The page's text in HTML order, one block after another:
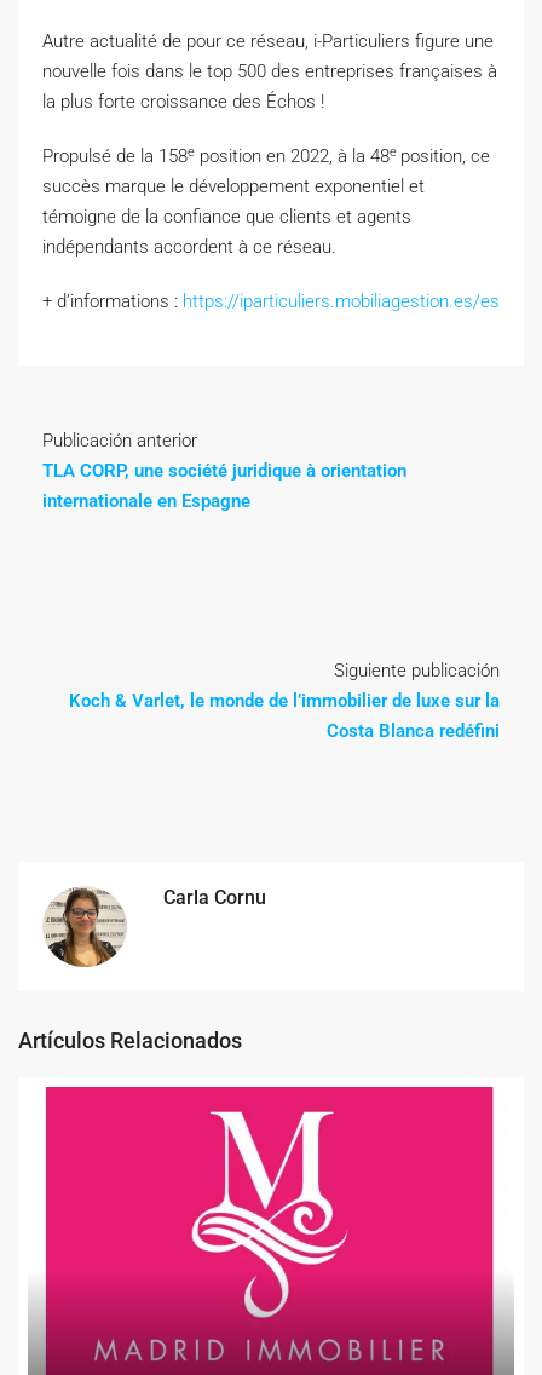
Autre actualité de pour ce réseau, i-Particuliers figure une
nouvelle fois dans le top 500 des entreprises françaises à
la plus forte croissance des Échos !
Propulsé de la 158e position en 2022, à la 48e position, ce
succès marque le développement exponentiel et
témoigne de la confiance que clients et agents
indépendants accordent à ce réseau.
+ d’informations : https://iparticuliers.mobiliagestion.es/es
Publicación anterior
TLA CORP, une société juridique à orientation
internationale en Espagne
Siguiente publicación
Koch & Varlet, le monde de l’immobilier de luxe sur la
Costa Blanca redéfini
Carla Cornu
Artículos Relacionados